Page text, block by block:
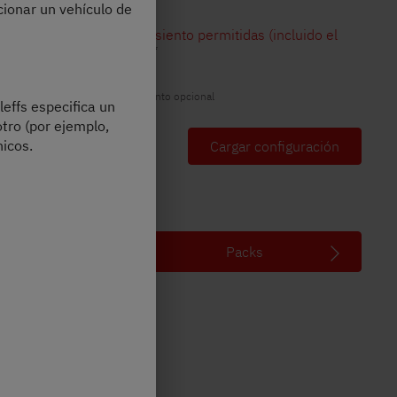
Plazas de asiento permitidas (incluido el
*
La foto puede incluir equipamiento opcional
Tu configuración Cargar configuración
Packs
un vehículo de
especifica un
(por ejemplo,